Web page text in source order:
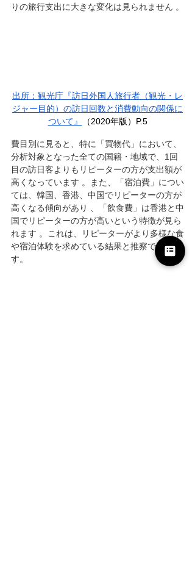
りの旅行支出に大きな変化は見られません 。
出所： 観光庁『訪日外国人旅行者（観光・レ
ジャー目的）の訪日回数と消費動向の関係に
ついて』
（2020年版）P.5
費目別に見ると、特に「買物代」において、
分析対象となった全ての国籍・地域で、1回
目の訪日客よりもリピーターの方が支出額が
高くなっています 。また、「宿泊費」につい
ては、韓国、香港、中国でリピーターの方が
高くなる傾向があり 、「飲食費」は香港と中
国でリピーターの方が高いという特徴が見ら
れます 。これは、リピーターがより多様な食
や宿泊体験を求めている結果と推察できま
す。